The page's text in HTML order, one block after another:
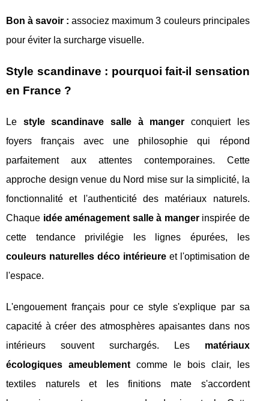
Bon à savoir : associez maximum 3 couleurs principales
pour éviter la surcharge visuelle.
Style scandinave : pourquoi fait-il sensation
en France ?
Le style scandinave salle à manger conquiert les
foyers français avec une philosophie qui répond
parfaitement aux attentes contemporaines. Cette
approche design venue du Nord mise sur la simplicité, la
fonctionnalité et l'authenticité des matériaux naturels.
Chaque idée aménagement salle à mangerinspirée de
cette tendance privilégie les lignes épurées, les
couleurs naturelles déco intérieureet l'optimisation de
l'espace.
L'engouement français pour ce style s'explique par sa
capacité à créer des atmosphères apaisantes dans nos
intérieurs souvent surchargés. Les matériaux
écologiques ameublementcomme le bois clair, les
textiles naturels et les finitions mate s'accordent